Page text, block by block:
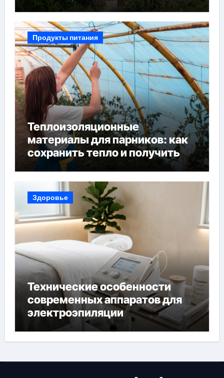
Продукты питания
Теплоизоляционные
материалы для парников: как
сохранить тепло и получить
богатый урожай
Здоровье
Технические особенности
современных аппаратов для
электроэпиляции